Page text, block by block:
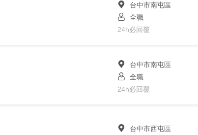
台中市南屯區
全職
24h必回覆
台中市南屯區
全職
24h必回覆
台中市西屯區